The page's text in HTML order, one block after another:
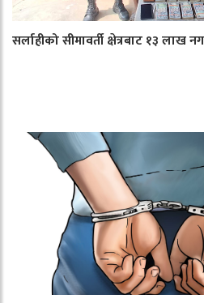
सर्लाहीको सीमावर्ती क्षेत्रबाट १३ लाख